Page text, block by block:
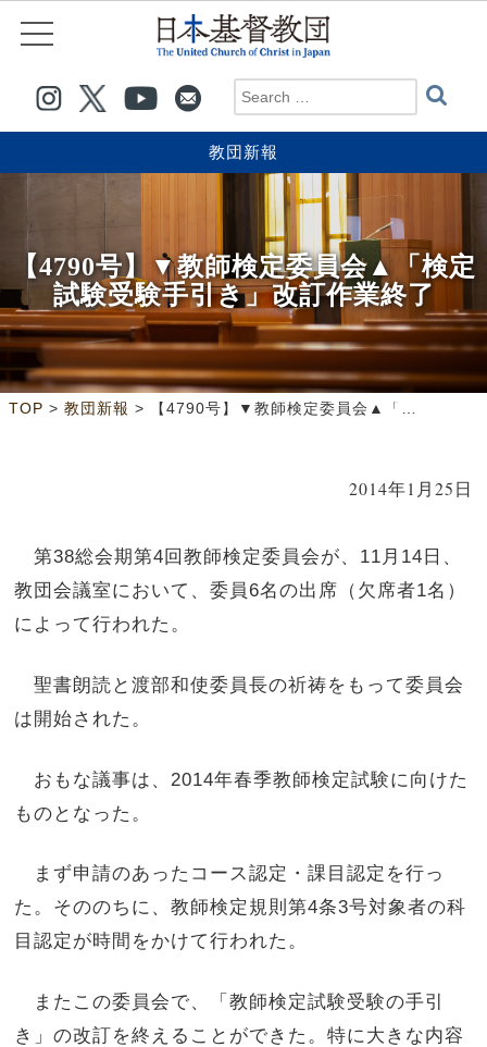
教団新報
【4790号】▼教師検定委員会▲「検定
試験受験手引き」改訂作業終了
TOP > 教団新報 > 【4790号】▼教師検定委員会▲「検定試験受験手引き」改訂作業終了
2014年1月25日
第38総会期第4回教師検定委員会が、11月14日、
教団会議室において、委員6名の出席（欠席者1名）
によって行われた。
聖書朗読と渡部和使委員長の祈祷をもって委員会
は開始された。
おもな議事は、2014年春季教師検定試験に向けた
ものとなった。
まず申請のあったコース認定・課目認定を行っ
た。そののちに、教師検定規則第4条3号対象者の科
目認定が時間をかけて行われた。
またこの委員会で、「教師検定試験受験の手引
き」の改訂を終えることができた。特に大きな内容